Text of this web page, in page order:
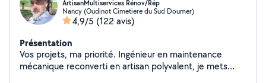
ArtisanMultiservices Rénov/Rép
Nancy (Oudinot Cimetiere du Sud Doumer)
4,9/5 (122 avis)
Présentation
Vos projets, ma priorité. Ingénieur en maintenance
mécanique reconverti en artisan polyvalent, je mets